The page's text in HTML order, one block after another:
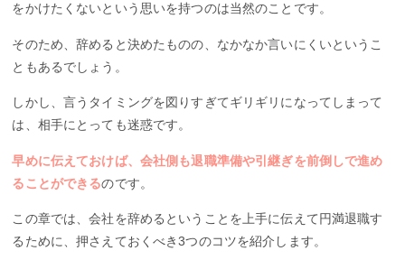
をかけたくないという思いを持つのは当然のことです。
そのため、辞めると決めたものの、なかなか言いにくいというこ
ともあるでしょう。
しかし、言うタイミングを図りすぎてギリギリになってしまって
は、相手にとっても迷惑です。
早めに伝えておけば、会社側も退職準備や引継ぎを前倒しで進め
ることができるのです。
この章では、会社を辞めるということを上手に伝えて円満退職す
るために、押さえておくべき3つのコツを紹介します。